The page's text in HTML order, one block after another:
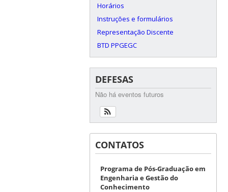
Horários
Instruções e formulários
Representação Discente
BTD PPGEGC
DEFESAS
Não há eventos futuros
CONTATOS
Programa de Pós-Graduação em
Engenharia e Gestão do
Conhecimento